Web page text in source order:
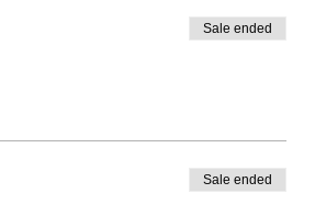
Sale ended
Sale ended